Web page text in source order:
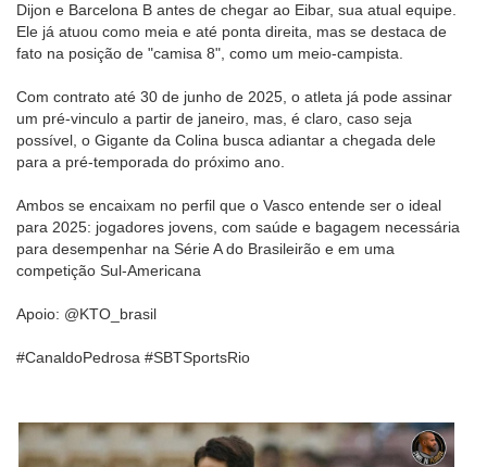
Dijon e Barcelona B antes de chegar ao Eibar, sua atual equipe.
Ele já atuou como meia e até ponta direita, mas se destaca de
fato na posição de "camisa 8", como um meio-campista.
Com contrato até 30 de junho de 2025, o atleta já pode assinar
um pré-vinculo a partir de janeiro, mas, é claro, caso seja
possível, o Gigante da Colina busca adiantar a chegada dele
para a pré-temporada do próximo ano.
Ambos se encaixam no perfil que o Vasco entende ser o ideal
para 2025: jogadores jovens, com saúde e bagagem necessária
para desempenhar na Série A do Brasileirão e em uma
competição Sul-Americana
Apoio: @KTO_brasil
#CanaldoPedrosa #SBTSportsRio